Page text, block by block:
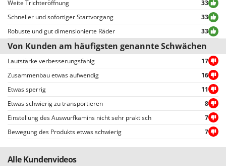
vereinfachte Auswahl ermöglichen, einschließlich der Auswahl von
positiven oder negativen Bewertungen.
Weite Trichteröffnung
33
Schneller und sofortiger Startvorgang
33
Robuste und gut dimensionierte Räder
33
Von Kunden am häufigsten genannte Schwächen
Lautstärke verbesserungsfähig
17
Zusammenbau etwas aufwendig
16
Etwas sperrig
11
Etwas schwierig zu transportieren
8
Einstellung des Auswurfkamins nicht sehr praktisch
7
Bewegung des Produkts etwas schwierig
7
Alle Kundenvideos